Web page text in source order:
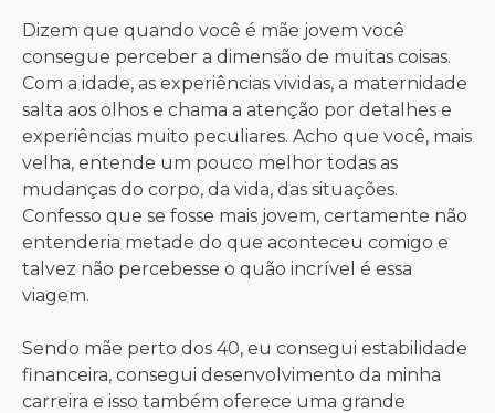
Dizem que quando você é mãe jovem você
consegue perceber a dimensão de muitas coisas.
Com a idade, as experiências vividas, a maternidade
salta aos olhos e chama a atenção por detalhes e
experiências muito peculiares. Acho que você, mais
velha, entende um pouco melhor todas as
mudanças do corpo, da vida, das situações.
Confesso que se fosse mais jovem, certamente não
entenderia metade do que aconteceu comigo e
talvez não percebesse o quão incrível é essa
viagem.
Sendo mãe perto dos 40, eu consegui estabilidade
financeira, consegui desenvolvimento da minha
carreira e isso também oferece uma grande